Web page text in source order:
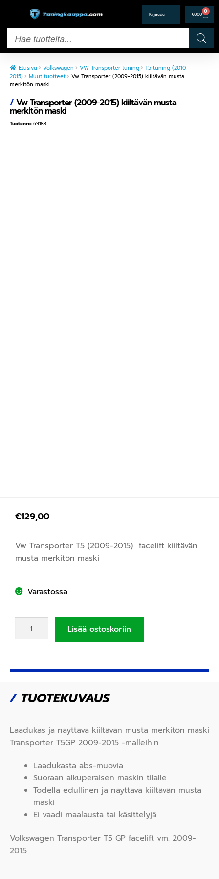
€0,00 0
Etusivu Volkswagen VW Transporter tuning
T5 tuning (2010-
2015)
Muut tuotteet
Vw Transporter (2009-2015) kiiltävän musta
merkitön maski
/Vw Transporter (2009-2015) kiiltävän musta
merkitön maski
Tuotenro: 69188
€129,00
Vw Transporter T5 (2009-2015) facelift kiiltävän
musta merkitön maski
Varastossa
Lisää ostoskoriin
/TUOTEKUVAUS
Laadukas ja näyttävä kiiltävän musta merkitön maski
Transporter T5GP 2009-2015 -malleihin
Laadukasta abs-muovia
Suoraan alkuperäisen maskin tilalle
Todella edullinen ja näyttävä kiiltävän musta
maski
Ei vaadi maalausta tai käsittelyjä
Volkswagen Transporter T5 GP facelift vm. 2009-
2015